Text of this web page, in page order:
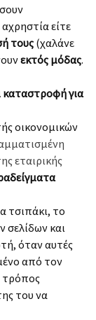
είτε
τους (χαλάνε
εκτός μόδας.
καταστροφή για
οικονομικών
εταιρικής
τσιπάκι, το
και
όταν αυτές
από τον
τρόπος
του να